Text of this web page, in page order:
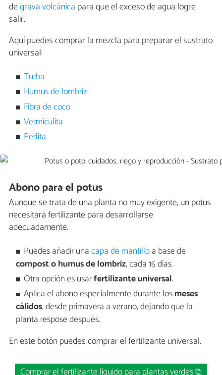
degrava volcánica para que el exceso de agua logre
salir.
Aquí puedes comprar la mezcla para preparar el sustrato
universal:
Turba
Humus de lombriz
Fibra de coco
Vermiculita
Perlita
Abono para el potus
Aunque se trata de una planta no muy exigente, un potus
necesitará fertilizante para desarrollarse
adecuadamente.
Puedes añadir unacapa de mantilloa base de
compost o humus de lombriz, cada 15 días.
Otra opción es usarfertilizante universal.
Aplica el abono especialmente durante losmeses
cálidos, desde primavera a verano, dejando que la
planta respose después.
En este botón puedes comprar el fertilizante universal.